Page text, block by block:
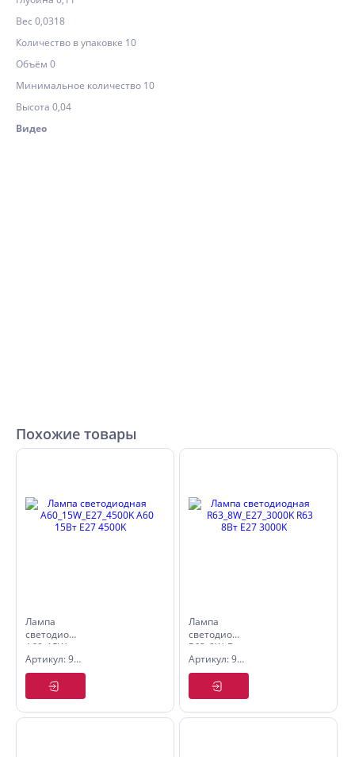
Вес 0,0318
Количество в упаковке 10
Объём 0
Минимальное количество 10
Высота 0,04
Видео
Похожие товары
Лампа
светодиодная
A60_15W_E27_4500K
A60 15Вт
E27 4500K
Артикул: 9513020
Лампа
светодиодная
R63_8W_E27_3000K
R63 8Вт
E27 3000K
Артикул: 9510019